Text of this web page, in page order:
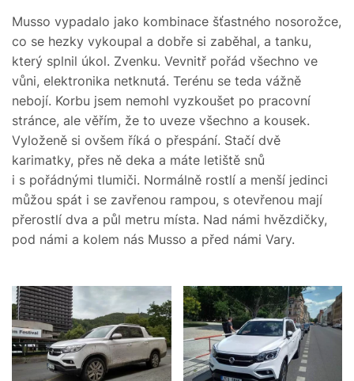
Musso vypadalo jako kombinace šťastného nosorožce,
co se hezky vykoupal a dobře si zaběhal, a tanku,
který splnil úkol. Zvenku. Vevnitř pořád všechno ve
vůni, elektronika netknutá. Terénu se teda vážně
nebojí. Korbu jsem nemohl vyzkoušet po pracovní
stránce, ale věřím, že to uveze všechno a kousek.
Vyloženě si ovšem říká o přespání. Stačí dvě
karimatky, přes ně deka a máte letiště snů
i s pořádnými tlumiči. Normálně rostlí a menší jedinci
můžou spát i se zavřenou rampou, s otevřenou mají
přerostlí dva a půl metru místa. Nad námi hvězdičky,
pod námi a kolem nás Musso a před námi Vary.